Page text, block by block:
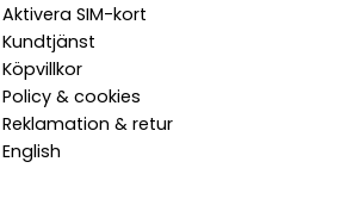
Aktivera SIM-kort
Kundtjänst
Köpvillkor
Policy & cookies
Reklamation & retur
English